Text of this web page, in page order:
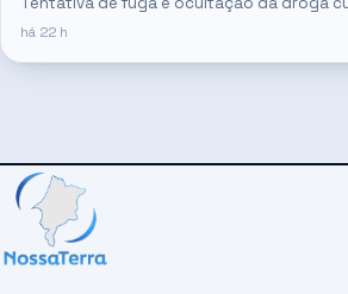
segundo o Portal Clube News.
há 22 h